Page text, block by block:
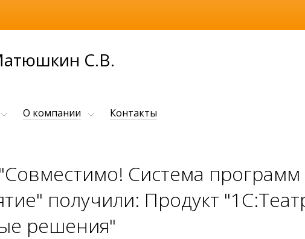
С.В.
О компании Контакты
Система программ
получили: Продукт
решения"